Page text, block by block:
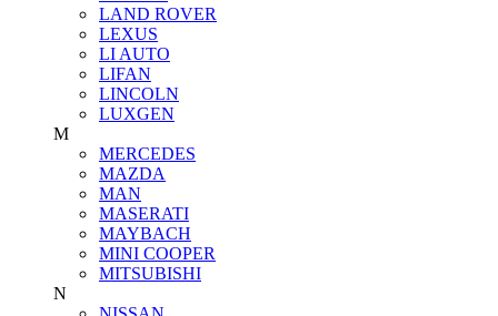
LAND ROVER
LEXUS
LI AUTO
LIFAN
LINCOLN
LUXGEN
M
MERCEDES
MAZDA
MAN
MASERATI
MAYBACH
MINI COOPER
MITSUBISHI
N